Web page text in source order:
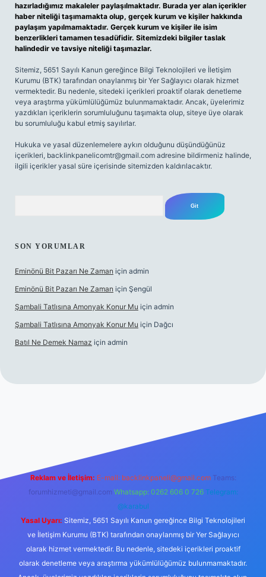
hazırladığımız makaleler paylaşılmaktadır. Burada yer alan içerikler
haber niteliği taşımamakta olup, gerçek kurum ve kişiler hakkında
paylaşım yapılmamaktadır. Gerçek kurum ve kişiler ile isim
benzerlikleri tamamen tesadüfidir. Sitemizdeki bilgiler taslak
halindedir ve tavsiye niteliği taşımazlar.
Sitemiz, 5651 Sayılı Kanun gereğince Bilgi Teknolojileri ve İletişim
Kurumu (BTK) tarafından onaylanmış bir Yer Sağlayıcı olarak hizmet
vermektedir. Bu nedenle, sitedeki içerikleri proaktif olarak denetleme
veya araştırma yükümlülüğümüz bulunmamaktadır. Ancak, üyelerimiz
yazdıkları içeriklerin sorumluluğunu taşımakta olup, siteye üye olarak
bu sorumluluğu kabul etmiş sayılırlar.
Hukuka ve yasal düzenlemelere aykırı olduğunu düşündüğünüz
içerikleri, backlinkpanelicomtr@gmail.com adresine bildirmeniz halinde,
ilgili içerikler yasal süre içerisinde sitemizden kaldırılacaktır.
SON YORUMLAR
Eminönü Bit Pazarı Ne Zaman için admin
Eminönü Bit Pazarı Ne Zaman için Şengül
Şambali Tatlısına Amonyak Konur Mu için admin
Şambali Tatlısına Amonyak Konur Mu için Dağcı
Batıl Ne Demek Namaz için admin
Reklam ve İletişim: E-mail: backlinkpaneli@gmail.com Teams:
forumhizmeti@gmail.com Whatsapp: 0262 606 0 726 Telegram:
@karabul
Yasal Uyarı: Sitemiz, 5651 Sayılı Kanun gereğince Bilgi Teknolojileri
ve İletişim Kurumu (BTK) tarafından onaylanmış bir Yer Sağlayıcı
olarak hizmet vermektedir. Bu nedenle, sitedeki içerikleri proaktif
olarak denetleme veya araştırma yükümlülüğümüz bulunmamaktadır.